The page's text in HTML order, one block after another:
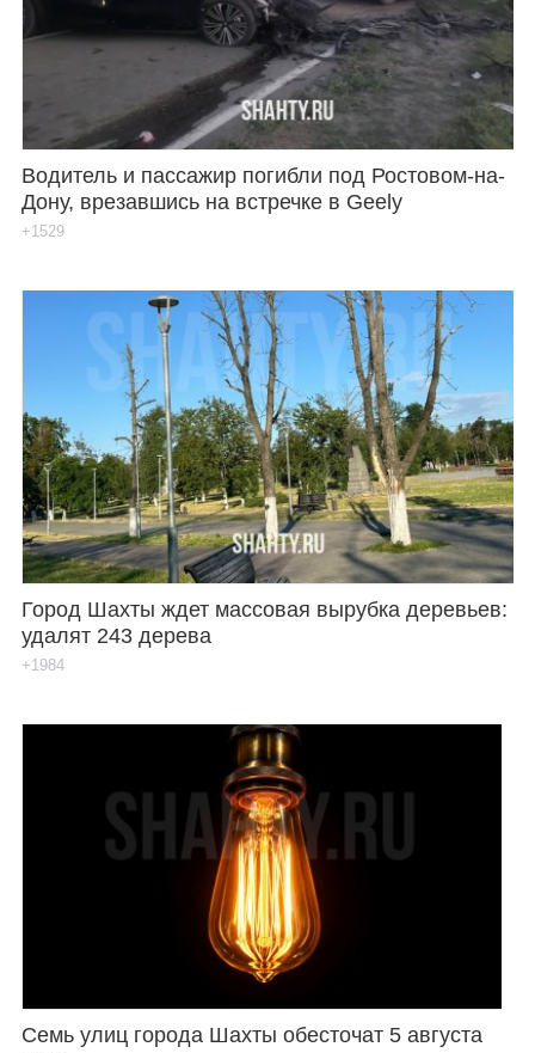
Водитель и пассажир погибли под Ростовом-на-
Дону, врезавшись на встречке в Geely
+1529
Город Шахты ждет массовая вырубка деревьев:
удалят 243 дерева
+1984
Семь улиц города Шахты обесточат 5 августа